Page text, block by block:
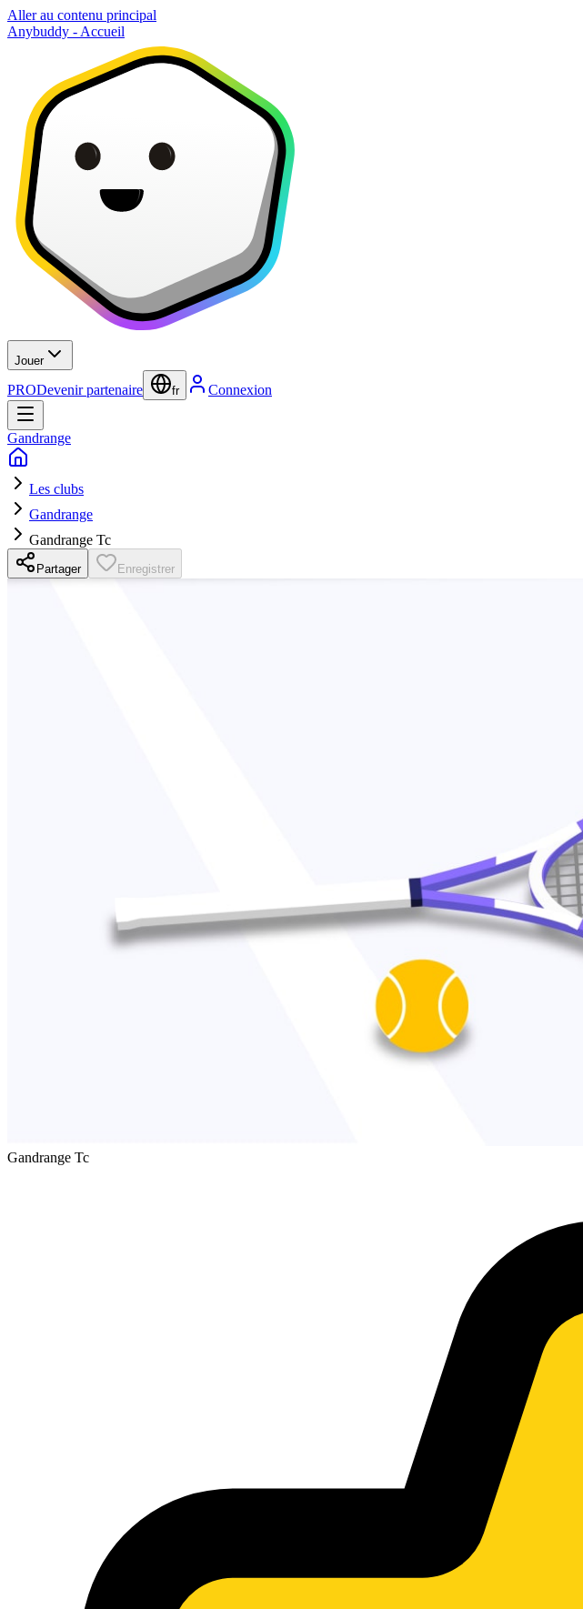
Aller au contenu principal
Anybuddy - Accueil
Jouer
PRODevenir partenaire fr Connexion
Gandrange
Les clubs
Gandrange
Gandrange Tc
Partager Enregistrer
Gandrange Tc